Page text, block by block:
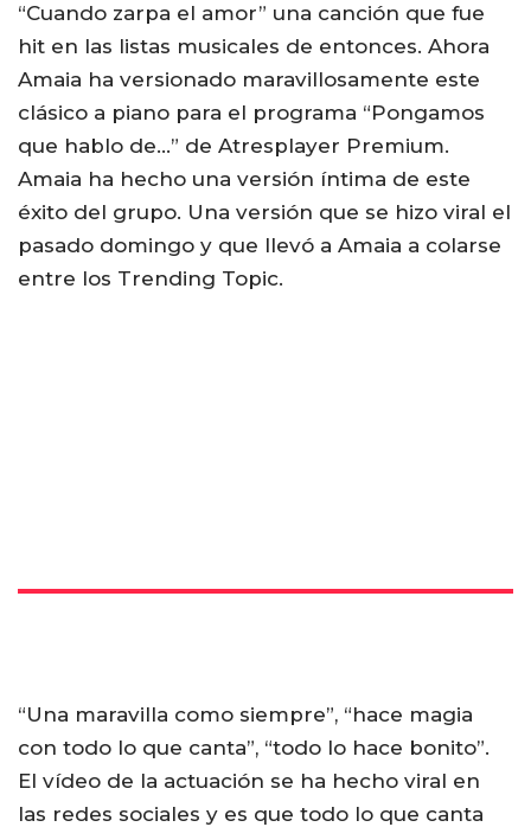
“Cuando zarpa el amor” una canción que fue
hit en las listas musicales de entonces. Ahora
Amaia ha versionado maravillosamente este
clásico a piano para el programa “Pongamos
que hablo de…” de Atresplayer Premium.
Amaia ha hecho una versión íntima de este
éxito del grupo. Una versión que se hizo viral el
pasado domingo y que llevó a Amaia a colarse
entre los Trending Topic.
“Una maravilla como siempre”, “hace magia
con todo lo que canta”, “todo lo hace bonito”.
El vídeo de la actuación se ha hecho viral en
las redes sociales y es que todo lo que canta